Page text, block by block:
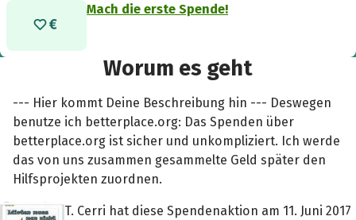
Mach die erste Spende!
Worum es geht
--- Hier kommt Deine Beschreibung hin --- Deswegen
benutze ich betterplace.org: Das Spenden über
betterplace.org ist sicher und unkompliziert. Ich werde
das von uns zusammen gesammelte Geld später den
Hilfsprojekten zuordnen.
T. Cerri hat diese Spendenaktion am 11. Juni 2017